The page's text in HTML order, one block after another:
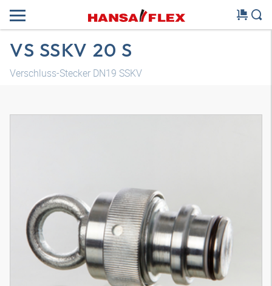
VS SSKV 20 S
Verschluss-Stecker DN19 SSKV